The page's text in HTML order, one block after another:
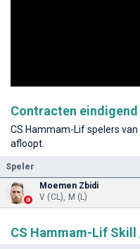
Contracten eindigend
CS Hammam-Lif spelers
afloopt.
Speler
Moemen Zbidi
V (CL), M (L)
CS Hammam-Lif Skill